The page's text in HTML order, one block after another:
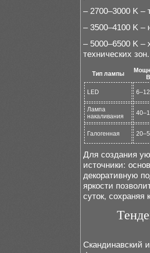
– 2700–3000 K
– 3500–4100 K –
– 5000–6500 K –
технических зон.
Тип лампы
LED 6–12
Лампа
накаливания
Галогенная
Для создания
источники:
декоративную
яркости
суток, сохраняя
Скандинавский